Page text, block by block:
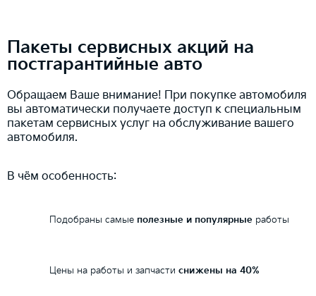
Пакеты сервисных акций на
постгарантийные авто
Обращаем Ваше внимание! При покупке автомобиля
вы автоматически получаете доступ к специальным
пакетам сервисных услуг на обслуживание вашего
автомобиля.
В чём особенность:
Подобраны самые полезные и популярные работы
Цены на работы и запчасти снижены на 40%